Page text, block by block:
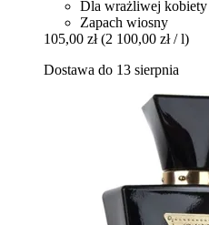
Dla wrażliwej kobiety
Zapach wiosny
105,00 zł (2 100,00 zł / l)
Dostawa do 13 sierpnia